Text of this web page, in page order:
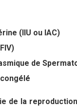
(IIU ou IAC)
de
de la reproduction